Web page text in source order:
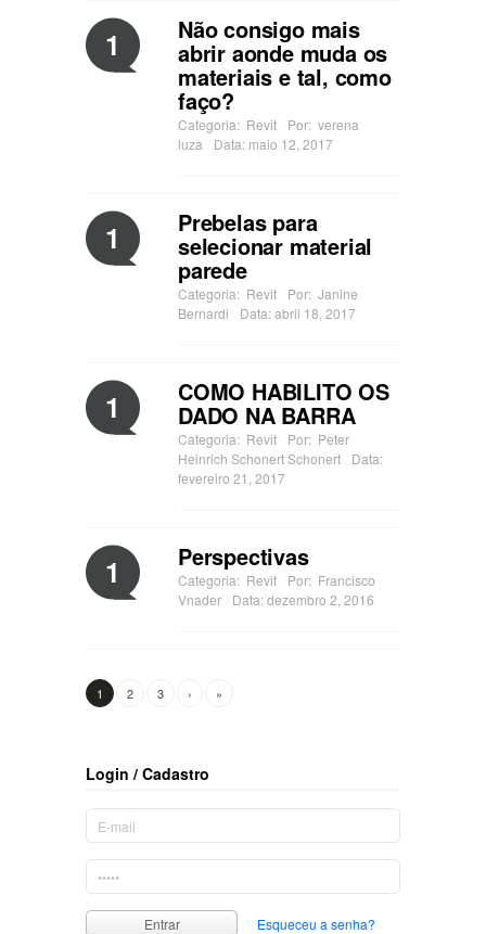
1 Não consigo mais
abrir aonde muda os
materiais e tal, como
faço?
Categoria: Revit Por: verena
luza
Data: maio 12, 2017
1 Prebelas para
selecionar material
parede
Categoria: Revit Por: Janine
Bernardi
Data: abril 18, 2017
1 COMO HABILITO OS
DADO NA BARRA
Categoria: Revit Por: Peter
Heinrich Schonert Schonert
Data:
fevereiro 21, 2017
1 Perspectivas
Categoria: Revit Por: Francisco
Vnader
Data: dezembro 2, 2016
1 2 3 › »
Login / Cadastro
Esqueceu a senha?